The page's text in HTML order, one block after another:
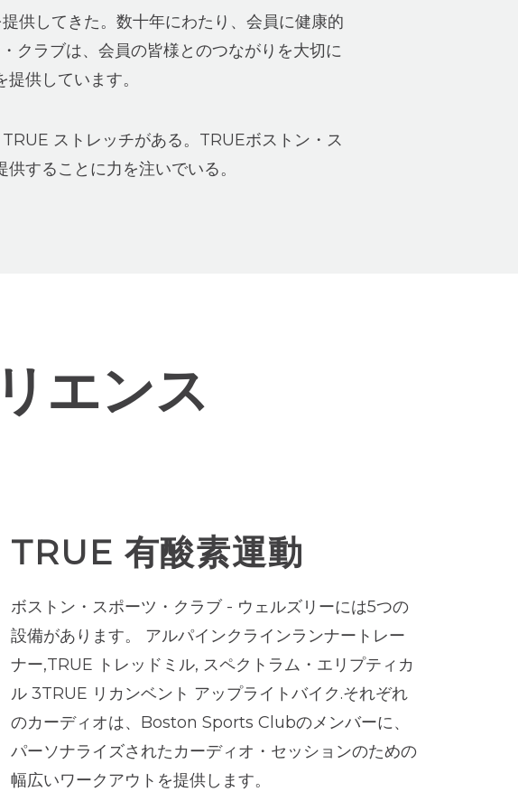
供してきた。数十年にわたり、会員に健康的
クラブは、会員の皆様とのつながりを大切に
供しています。
ストレッチがある。TRUEボストン・ス
することに力を注いでいる。
エンス
TRUE 有酸素運動
ボストン・スポーツ・クラブ - ウェルズリーには5つの
設備があります。 アルパインクラインランナートレー
ナー,TRUE トレッドミル, スペクトラム・エリプティカ
ル 3TRUE リカンベント アップライトバイク.それぞれ
のカーディオは、Boston Sports Clubのメンバーに、
パーソナライズされたカーディオ・セッションのための
幅広いワークアウトを提供します。